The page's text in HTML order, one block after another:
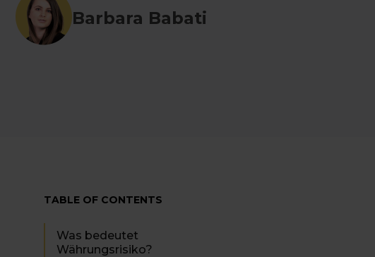
Barbara Babati
TABLE OF CONTENTS
Was bedeutet
Währungsrisiko?